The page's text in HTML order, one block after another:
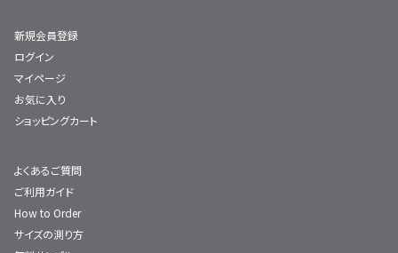
新規会員登録
ログイン
マイページ
お気に入り
ショッピングカート
よくあるご質問
ご利用ガイド
How to Order
サイズの測り方